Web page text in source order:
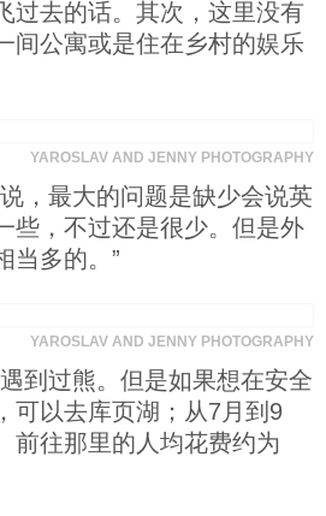
过去的话。其次，这里没有
间公寓或是住在乡村的娱乐
YAROSLAV AND JENNY PHOTOGRAPHY
，最大的问题是缺少会说英
些，不过还是很少。但是外
当多的。”
YAROSLAV AND JENNY PHOTOGRAPHY
到过熊。但是如果想在安全
可以去库页湖；从7月到9
前往那里的人均花费约为